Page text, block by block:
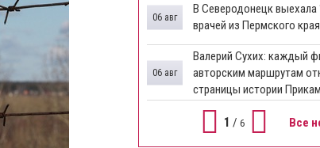
В Северодонецк выехала
врачей из Пермского края
06 авг
​Валерий Сухих: каждый
авторским маршрутам
страницы истории
06 авг
1 / 6 Все